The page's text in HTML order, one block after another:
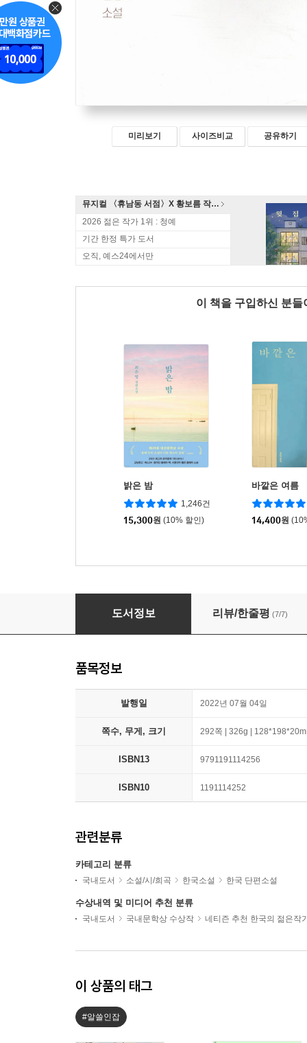
미리보기 사이즈비교 공유하기
뮤지컬 〈휴남동 서점〉X 황보름 작가 북토크
2026 젊은 작가 1위 : 청예
기간 한정 특가 도서
오직, 예스24에서만
이 책을 구입하신 분
밝은 밤
1,246건
15,300원 (10% 할인)
바깥은 여름
14,400원
오직 두 사람
도서정보 리뷰/한줄평 (7/7)
품목정보
발행일 2022년 07월 04일
쪽수, 무게, 크기 292쪽 | 326g |
ISBN13 9791191114256
ISBN10 1191114252
관련분류
카테고리 분류
국내도서 소설/시/희곡 한국소설 한국 단편소설
수상내역 및 미디어 추천 분류
국내도서 국내문학상 수상작 네티즌 추천 한국의 젊은작
이 상품의 태그
#알쓸인잡